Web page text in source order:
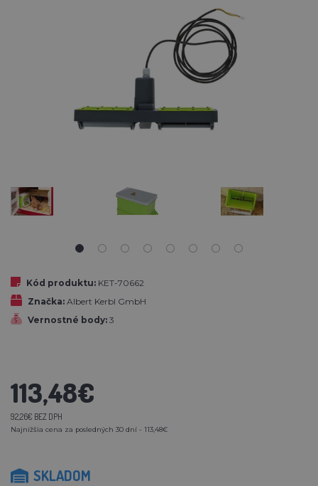
Kód produktu: KET-70662
Značka: Albert Kerbl GmbH
Vernostné body: 3
113,48€
92,26€ BEZ DPH
Najnižšia cena za posledných 30 dní - 113,48€
SKLADOM